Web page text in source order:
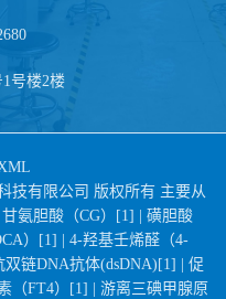
号楼2楼
技有限公司 版权所有 主要从
甘氨胆酸（CG）[1] | 磺胆酸
）[1] | 4-羟基壬烯醛（4-
双链DNA抗体(dsDNA)[1] | 促
（FT4）[1] | 游离三碘甲腺原